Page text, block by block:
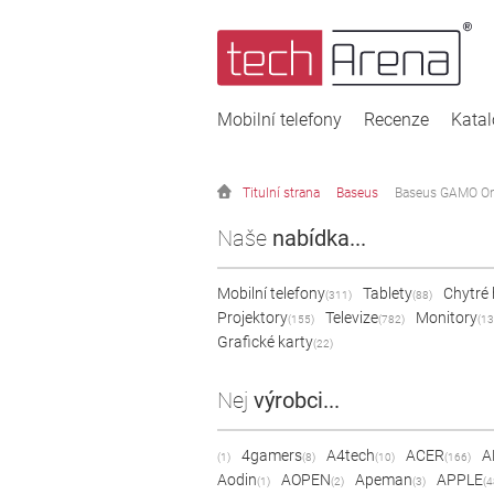
Mobilní telefony Recenze
Titulní strana Baseus Baseus GAMO
Naše nabídka...
Mobilní telefony(311) Tablety(88)
Chytré
Projektory(155) Televize(782) Monitory
Grafické karty(22)
Nej výrobci...
(1) 4gamers(8) A4tech(10) ACER(166)
Aodin(1) AOPEN(2) Apeman(3) APPLE